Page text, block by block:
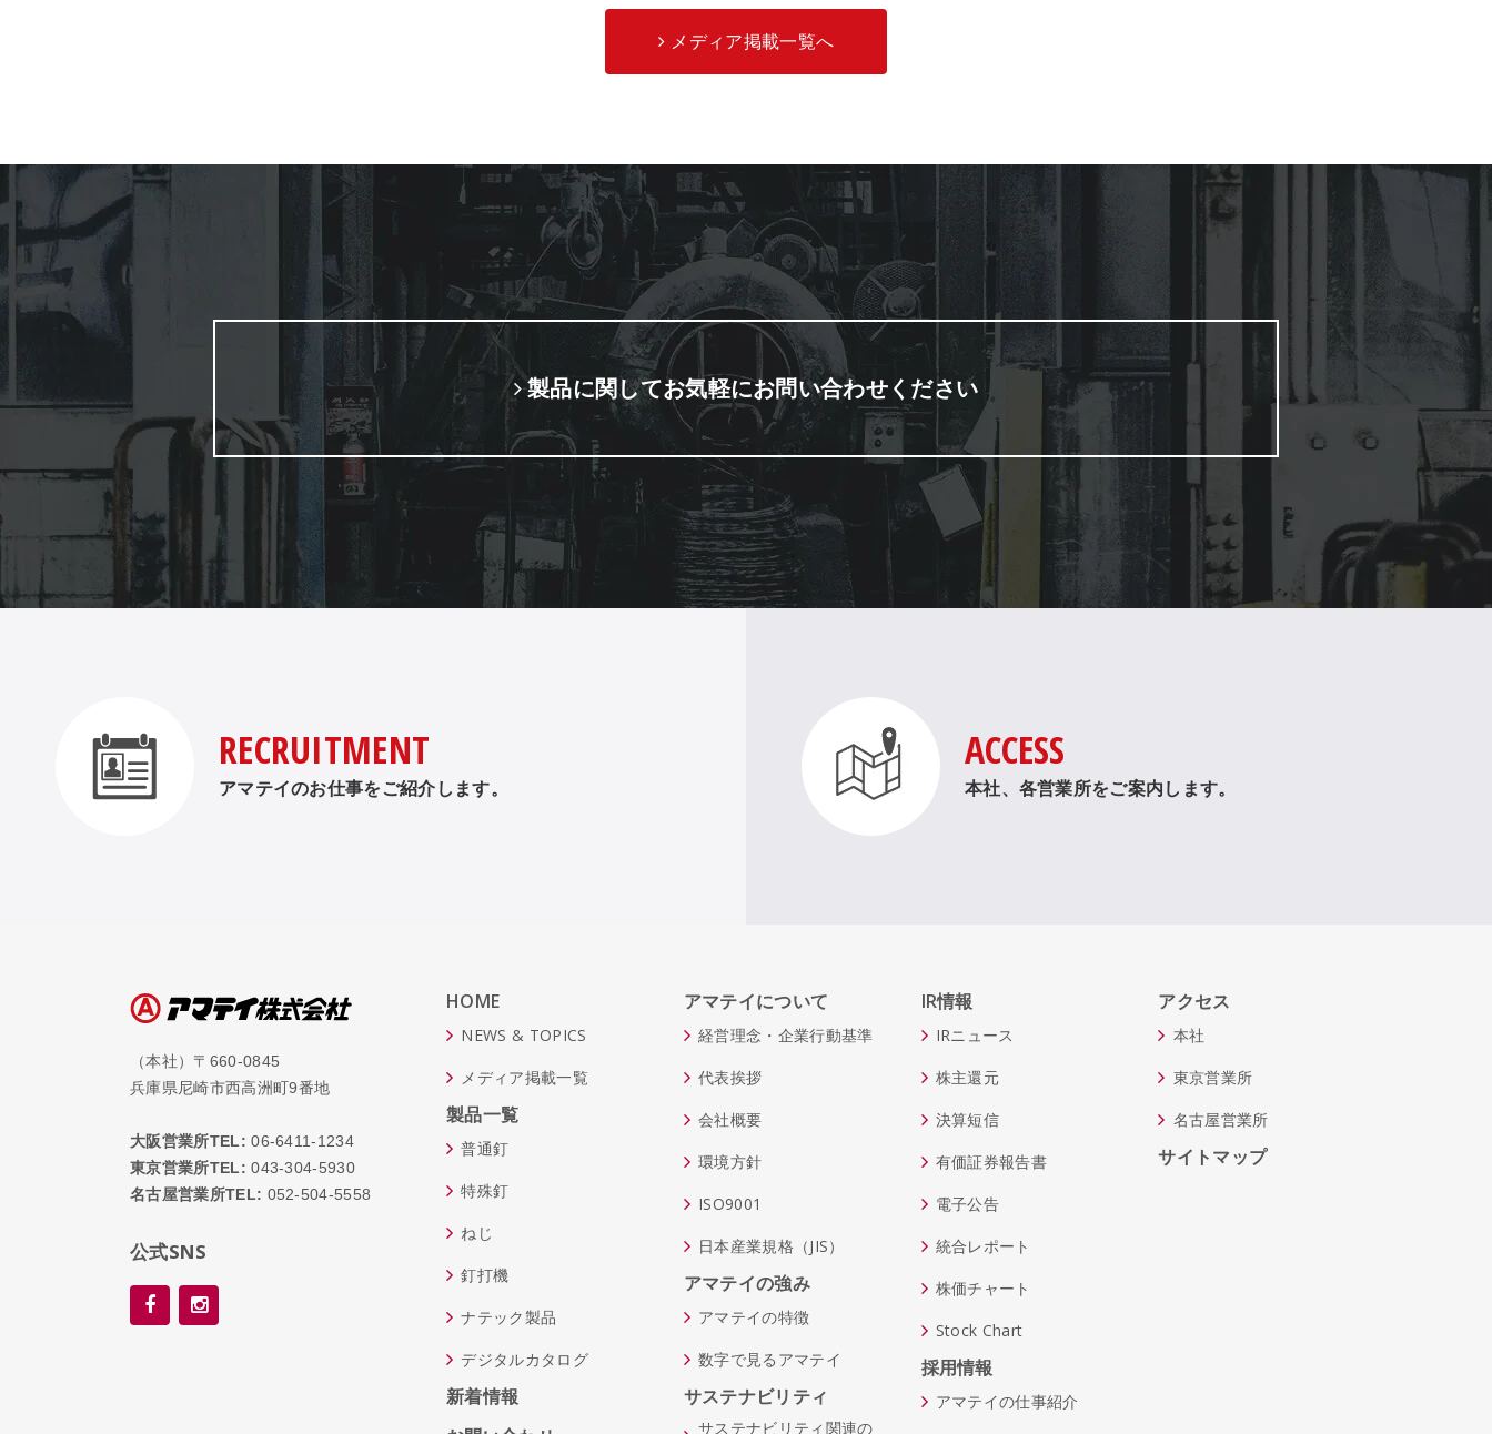
メディア掲載一覧へ
製品に関してお気軽にお問い合わせください
RECRUITMENT
アマテイのお仕事をご紹介します。
ACCESS
本社、各営業所をご案内します。
（本社）〒660-0845
兵庫県尼崎市西高洲町9番地
大阪営業所TEL: 06-6411-1234
東京営業所TEL: 043-304-5930
名古屋営業所TEL: 052-504-5558
公式SNS
HOME
NEWS & TOPICS
メディア掲載一覧
製品一覧
普通釘
特殊釘
ねじ
釘打機
ナテック製品
デジタルカタログ
新着情報
アマテイについて
経営理念・企業行動基準
代表挨拶
会社概要
環境方針
ISO9001
日本産業規格（JIS）
アマテイの強み
アマテイの特徴
数字で見るアマテイ
サステナビリティ
サステナビリティ関連の
IR情報
IRニュース
株主還元
決算短信
有価証券報告書
電子公告
統合レポート
株価チャート
Stock Chart
採用情報
アマテイの仕事紹介
アクセス
本社
東京営業所
名古屋営業所
サイトマップ